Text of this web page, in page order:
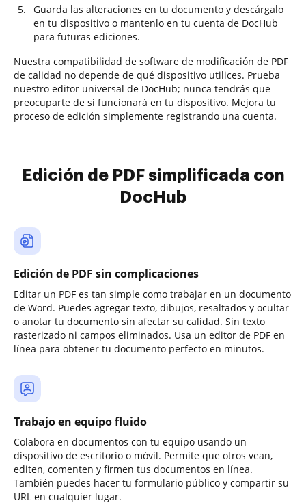
Guarda las alteraciones en tu documento y descárgalo
en tu dispositivo o mantenlo en tu cuenta de DocHub
para futuras ediciones.
Nuestra compatibilidad de software de modificación de PDF
de calidad no depende de qué dispositivo utilices. Prueba
nuestro editor universal de DocHub; nunca tendrás que
preocuparte de si funcionará en tu dispositivo. Mejora tu
proceso de edición simplemente registrando una cuenta.
Edición de PDF simplificada con
DocHub
Edición de PDF sin complicaciones
Editar un PDF es tan simple como trabajar en un documento
de Word. Puedes agregar texto, dibujos, resaltados y ocultar
o anotar tu documento sin afectar su calidad. Sin texto
rasterizado ni campos eliminados. Usa un editor de PDF en
línea para obtener tu documento perfecto en minutos.
Trabajo en equipo fluido
Colabora en documentos con tu equipo usando un
dispositivo de escritorio o móvil. Permite que otros vean,
editen, comenten y firmen tus documentos en línea.
También puedes hacer tu formulario público y compartir su
URL en cualquier lugar.